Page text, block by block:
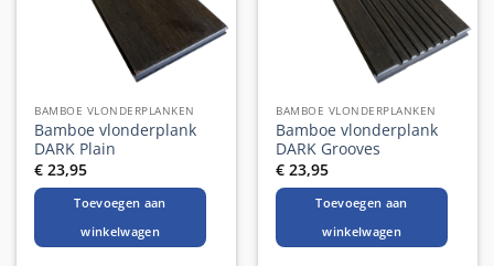
BAMBOE VLONDERPLANKEN
Bamboe vlonderplank
DARK Plain
€ 23,95
Toevoegen aan
winkelwagen
BAMBOE VLONDERPLANKEN
Bamboe vlonderplank
DARK Grooves
€ 23,95
Toevoegen aan
winkelwagen